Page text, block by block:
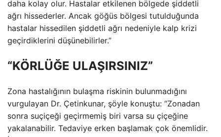
daha kolay olur. Hastalar etkilenen bölgede şiddetli
ağrı hissederler. Ancak göğüs bölgesi tutulduğunda
hastalar hissedilen şiddetli ağrı nedeniyle kalp krizi
geçirdiklerini düşünebilirler.”
“KÖRLÜĞE ULAŞIRSINIZ”
Zona hastalığının bulaşma riskinin bulunmadığını
vurgulayan Dr. Çetinkunar, şöyle konuştu: “Zonadan
sonra suçiçeği geçirmemiş biri varsa su çiçeğine
yakalanabilir. Tedaviye erken başlamak çok önemlidir.